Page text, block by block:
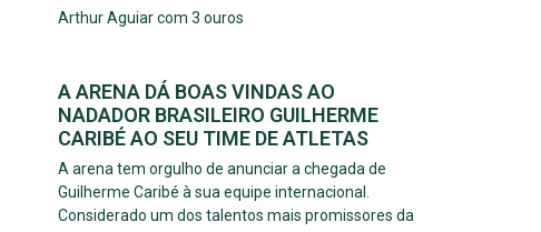
Arthur Aguiar com 3 ouros
A ARENA DÁ BOAS VINDAS AO
NADADOR BRASILEIRO GUILHERME
CARIBÉ AO SEU TIME DE ATLETAS
A arena tem orgulho de anunciar a chegada de
Guilherme Caribé à sua equipe internacional.
Considerado um dos talentos mais promissores da